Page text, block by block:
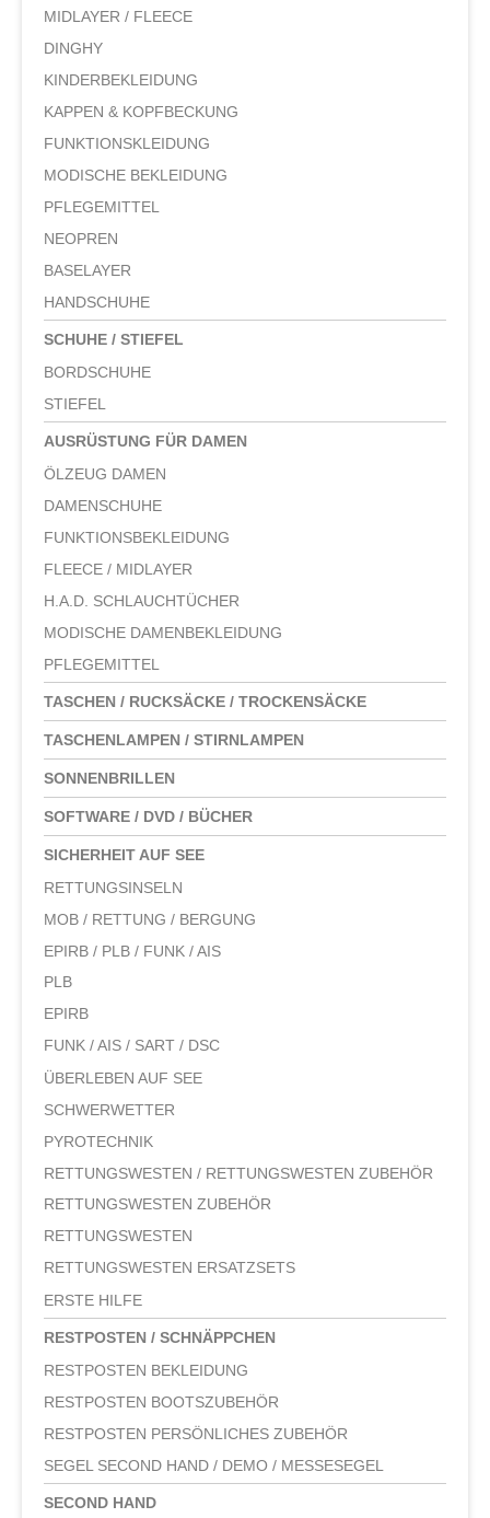
MIDLAYER / FLEECE
DINGHY
KINDERBEKLEIDUNG
KAPPEN & KOPFBECKUNG
FUNKTIONSKLEIDUNG
MODISCHE BEKLEIDUNG
PFLEGEMITTEL
NEOPREN
BASELAYER
HANDSCHUHE
SCHUHE / STIEFEL
BORDSCHUHE
STIEFEL
AUSRÜSTUNG FÜR DAMEN
ÖLZEUG DAMEN
DAMENSCHUHE
FUNKTIONSBEKLEIDUNG
FLEECE / MIDLAYER
H.A.D. SCHLAUCHTÜCHER
MODISCHE DAMENBEKLEIDUNG
PFLEGEMITTEL
TASCHEN / RUCKSÄCKE / TROCKENSÄCKE
TASCHENLAMPEN / STIRNLAMPEN
SONNENBRILLEN
SOFTWARE / DVD / BÜCHER
SICHERHEIT AUF SEE
RETTUNGSINSELN
MOB / RETTUNG / BERGUNG
EPIRB / PLB / FUNK / AIS
PLB
EPIRB
FUNK / AIS / SART / DSC
ÜBERLEBEN AUF SEE
SCHWERWETTER
PYROTECHNIK
RETTUNGSWESTEN / RETTUNGSWESTEN ZUBEHÖR
RETTUNGSWESTEN ZUBEHÖR
RETTUNGSWESTEN
RETTUNGSWESTEN ERSATZSETS
ERSTE HILFE
RESTPOSTEN / SCHNÄPPCHEN
RESTPOSTEN BEKLEIDUNG
RESTPOSTEN BOOTSZUBEHÖR
RESTPOSTEN PERSÖNLICHES ZUBEHÖR
SEGEL SECOND HAND / DEMO / MESSESEGEL
SECOND HAND